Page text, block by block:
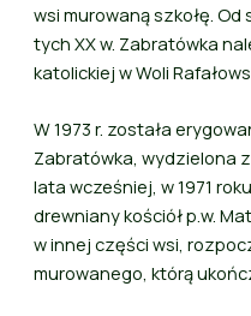
wsi murowaną szkołę.
tych XX w. Zabratówka
katolickiej w Woli
W 1973 r. została
Zabratówka, wydzielona
lata wcześniej, w 1971
drewniany kościół p.w.
w innej części wsi,
murowanego, którą